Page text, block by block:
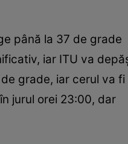
până la 37 de grade
iar ITU va
grade, iar cerul va fi
jurul orei 23:00, dar